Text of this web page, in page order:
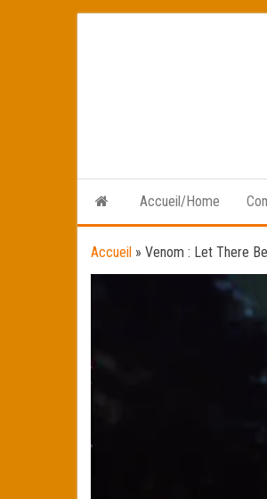
Accueil/Home
Accueil » Venom : Let There